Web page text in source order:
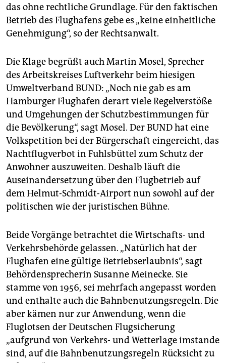
das ohne rechtliche Grundlage. Für den faktischen
Betrieb des Flughafens gebe es „keine einheitliche
Genehmigung“, so der Rechtsanwalt.
Die Klage begrüßt auch Martin Mosel, Sprecher
des Arbeitskreises Luftverkehr beim hiesigen
Umweltverband BUND: „Noch nie gab es am
Hamburger Flughafen derart viele Regelverstöße
und Umgehungen der Schutzbestimmungen für
die Bevölkerung“, sagt Mosel. Der BUND hat eine
Volkspetition bei der Bürgerschaft eingereicht, das
Nachtflugverbot in Fuhlsbüttel zum Schutz der
Anwohner auszuweiten. Deshalb läuft die
Auseinandersetzung über den Flugbetrieb auf
dem Helmut-Schmidt-Airport nun sowohl auf der
politischen wie der juristischen Bühne.
Beide Vorgänge betrachtet die Wirtschafts- und
Verkehrsbehörde gelassen. „Natürlich hat der
Flughafen eine gültige Betriebserlaubnis“, sagt
Behördensprecherin Susanne Meinecke. Sie
stamme von 1956, sei mehrfach angepasst worden
und enthalte auch die Bahnbenutzungsregeln. Die
aber kämen nur zur Anwendung, wenn die
Fluglotsen der Deutschen Flugsicherung
„aufgrund von Verkehrs- und Wetterlage imstande
sind, auf die Bahnbenutzungsregeln Rücksicht zu